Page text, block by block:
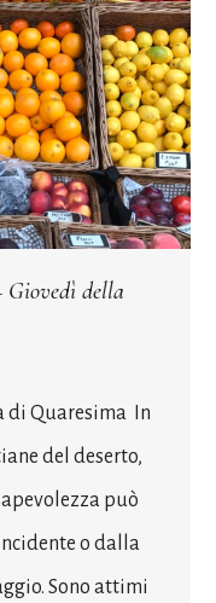
Giovedì della
di Quaresima In
del deserto,
può
o dalla
Sono attimi